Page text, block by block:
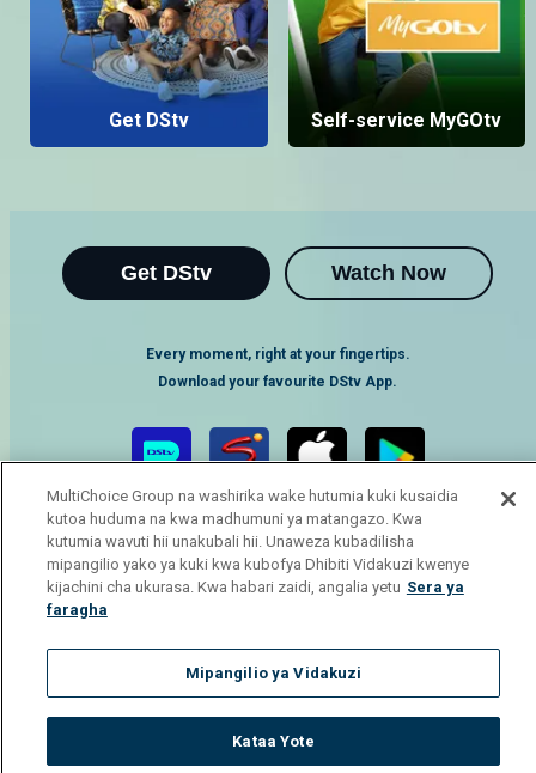
Get DStv Self-service MyGOtv
Get DStv Watch Now
Every moment, right at your fingertips.
Download your favourite DStv App.
MultiChoice Group na washirika wake hutumia kuki kusaidia
kutoa huduma na kwa madhumuni ya matangazo. Kwa
kutumia wavuti hii unakubali hii. Unaweza kubadilisha
mipangilio yako ya kuki kwa kubofya Dhibiti Vidakuzi kwenye
kijachini cha ukurasa. Kwa habari zaidi, angalia yetu Sera ya
faragha
Mipangilio ya Vidakuzi
Kataa Yote